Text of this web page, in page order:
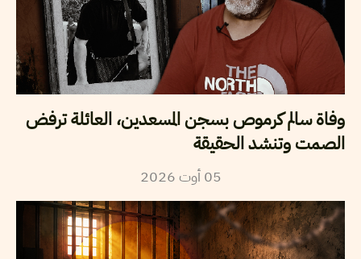
وفاة سالم كرموص بسجن المسعدين، العائلة ترفض
الصمت وتنشد الحقيقة
05 أوت2026